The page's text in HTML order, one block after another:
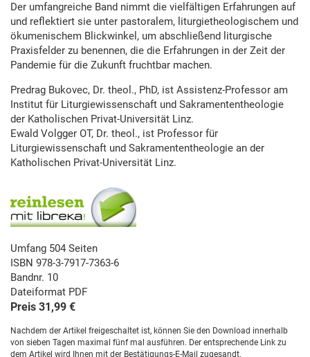
Der umfangreiche Band nimmt die vielfältigen Erfahrungen auf
und reflektiert sie unter pastoralem, liturgietheologischem und
ökumenischem Blickwinkel, um abschließend liturgische
Praxisfelder zu benennen, die die Erfahrungen in der Zeit der
Pandemie für die Zukunft fruchtbar machen.
Predrag Bukovec, Dr. theol., PhD, ist Assistenz-Professor am
Institut für Liturgiewissenschaft und Sakramententheologie
der Katholischen Privat-Universität Linz.
Ewald Volgger OT, Dr. theol., ist Professor für
Liturgiewissenschaft und Sakramententheologie an der
Katholischen Privat-Universität Linz.
Umfang 504 Seiten
ISBN 978-3-7917-7363-6
Bandnr. 10
Dateiformat PDF
Preis 31,99 €
Nachdem der Artikel freigeschaltet ist, können Sie den Download innerhalb
von sieben Tagen maximal fünf mal ausführen. Der entsprechende Link zu
dem Artikel wird Ihnen mit der Bestätigungs-E-Mail zugesandt.